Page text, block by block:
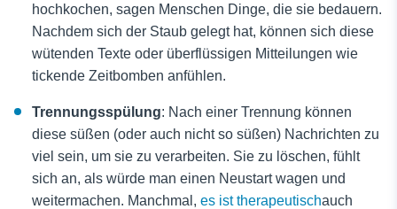
hochkochen, sagen Menschen Dinge, die sie bedauern.
Nachdem sich der Staub gelegt hat, können sich diese
wütenden Texte oder überflüssigen Mitteilungen wie
tickende Zeitbomben anfühlen.
Trennungsspülung: Nach einer Trennung können
diese süßen (oder auch nicht so süßen) Nachrichten zu
viel sein, um sie zu verarbeiten. Sie zu löschen, fühlt
sich an, als würde man einen Neustart wagen und
weitermachen. Manchmal, es ist therapeutischauch